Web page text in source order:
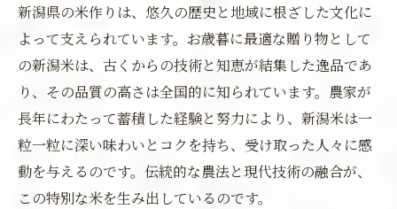
新潟県の米作りは、悠久の歴史と地域に根ざした文化に
よって支えられています。お歳暮に最適な贈り物として
の新潟米は、古くからの技術と知恵が結集した逸品であ
り、その品質の高さは全国的に知られています。農家が
長年にわたって蓄積した経験と努力により、新潟米は一
粒一粒に深い味わいとコクを持ち、受け取った人々に感
動を与えるのです。伝統的な農法と現代技術の融合が、
この特別な米を生み出しているのです。